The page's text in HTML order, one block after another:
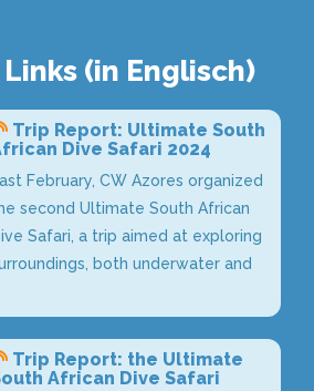
(in Englisch)
Trip Report: Ultimate South
Dive Safari 2024
February, CW Azores organized
second Ultimate South African
Safari, a trip aimed at exploring
both underwater and
Trip Report: the Ultimate
African Dive Safari